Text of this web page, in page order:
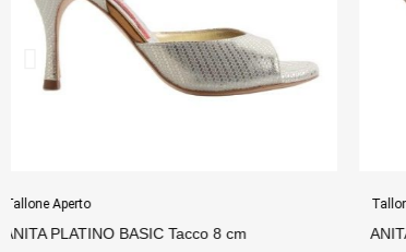
Tallone Aperto
ANITA ROSA PLATINO CL Tacco 9 cm